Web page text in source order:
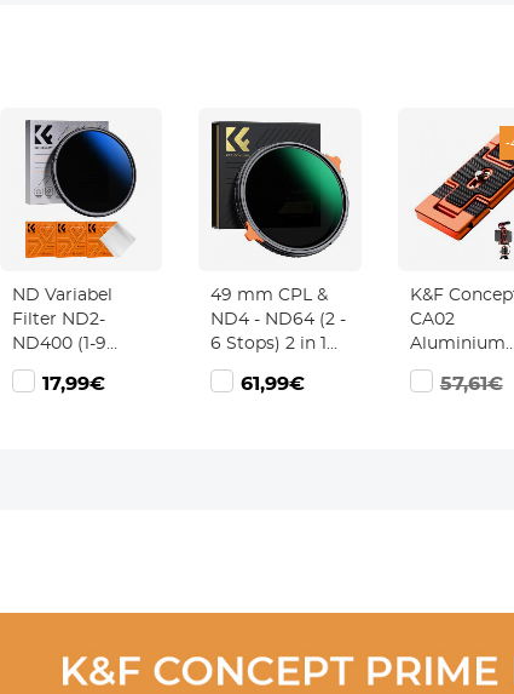
ND Variabel
Filter ND2-
ND400 (1-9
stops) 39mm,
Neutral Density
17,99€
49 mm CPL &
ND4 - ND64 (2 -
6 Stops) 2 in 1
Variabel ND
Filter En CPL
Witte Stof Nano
61,99€
-
K&F
CA02
Aluminium
Multi
(Oranje)
57,61€